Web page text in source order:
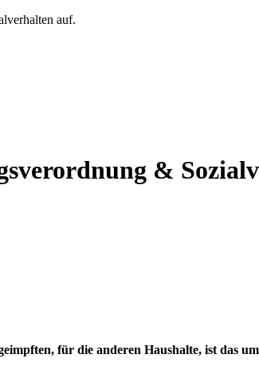
auf.
&
für die anderen Haushalte, ist das